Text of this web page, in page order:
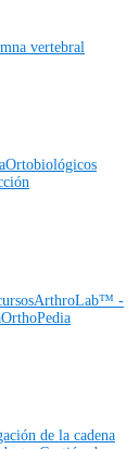
vertebral
Ortobiológicos
ArthroLab™ -
OrthoPedia
de la cadena